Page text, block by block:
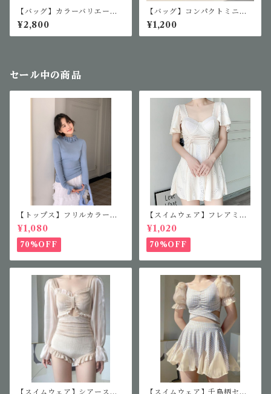
【バッグ】カラーバリエーシ
ョンジェリーバッグ
¥2,800
【バッグ】コンパクトミニシ
ョルダー
¥1,200
セール中の商品
【トップス】フリルカラーニ
ット
¥1,080
70%OFF
【スイムウェア】フレアミニ
ワンピース
¥1,020
70%OFF
【スイムウェア】シアースリ
【スイムウェア】千鳥柄セパ